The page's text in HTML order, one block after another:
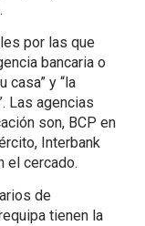
por las que
bancaria o
casa” y “la
Las agencias
son, BCP en
Interbank
el cercado.
de
tienen la